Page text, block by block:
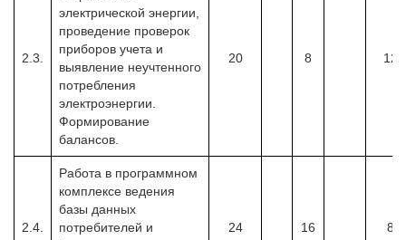
2.3.
электрической энергии,
проведение проверок
приборов учета и
выявление неучтенного
потребления
электроэнергии.
Формирование
балансов.
20 8 12
2.4.
Работа в программном
комплексе ведения
базы данных
потребителей и
24 16 8